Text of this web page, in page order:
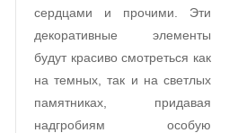
сердцами и прочими. Эти
декоративные элементы
будут красиво смотреться как
на темных, так и на светлых
памятниках, придавая
надгробиям особую